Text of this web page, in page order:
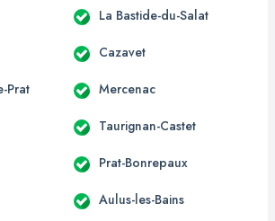
La Bastide-du-Salat
Cazavet
Prat Mercenac
Taurignan-Castet
Prat-Bonrepaux
Aulus-les-Bains